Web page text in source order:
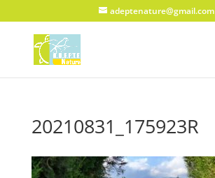
adeptenature@gmail.com
20210831_175923R